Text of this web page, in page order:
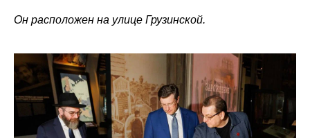
Он расположен на улице Грузинской.